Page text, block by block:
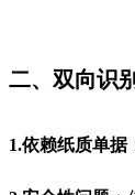
二、双向识别
1.依赖纸质单据